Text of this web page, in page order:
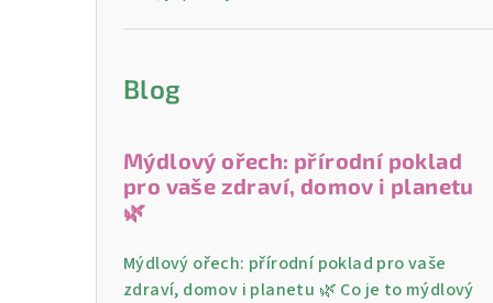
Blog
Mýdlový ořech: přírodní poklad
pro vaše zdraví, domov i planetu
🌿
Mýdlový ořech: přírodní poklad pro vaše
zdraví, domov i planetu 🌿 Co je to mýdlový